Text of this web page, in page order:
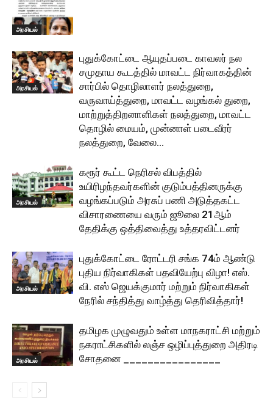
அரசியல்
அரசியல்
புதுக்கோட்டை ஆயுதப்படை காவலர் நல
சமுதாய கூடத்தில் மாவட்ட நிர்வாகத்தின்
சார்பில் தொழிலாளர் நலத்துறை,
வருவாய்த்துறை, மாவட்ட வழங்கல் துறை,
மாற்றுத்திறனாளிகள் நலத்துறை, மாவட்ட
தொழில் மையம், முன்னாள் படைவீரர்
நலத்துறை, வேலை...
அரசியல்
கரூர் கூட்ட நெரிசல் விபத்தில்
உயிரிழந்தவர்களின் குடும்பத்தினருக்கு
வழங்கப்படும் அரசுப் பணி அடுத்தகட்ட
விசாரணையை வரும் ஜூலை 21ஆம்
தேதிக்கு ஒத்திவைத்து உத்தரவிட்டனர்
அரசியல்
புதுக்கோட்டை ரோட்டரி சங்க 74ம் ஆண்டு
புதிய நிர்வாகிகள் பதவியேற்பு விழா! எஸ்.
வி. எஸ் ஜெயக்குமார் மற்றும் நிர்வாகிகள்
நேரில் சந்தித்து வாழ்த்து தெரிவித்தார்!
அரசியல்
தமிழக முழுவதும் உள்ள மாநகராட்சி மற்றும்
நகராட்சிகளில் லஞ்ச ஒழிப்புத்துறை அதிரடி
சோதனை ________________